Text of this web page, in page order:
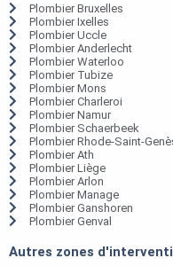
Plombier Bruxelles
Plombier Ixelles
Plombier Uccle
Plombier Anderlecht
Plombier Waterloo
Plombier Tubize
Plombier Mons
Plombier Charleroi
Plombier Namur
Plombier Schaerbeek
Plombier Rhode-Saint-
Plombier Ath
Plombier Liège
Plombier Arlon
Plombier Manage
Plombier Ganshoren
Plombier Genval
Autres zones